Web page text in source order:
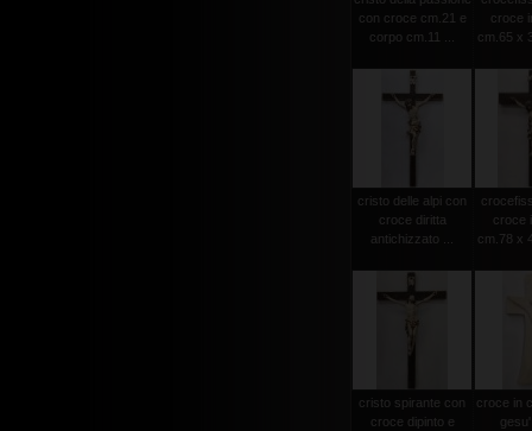
con croce cm.21 e
corpo cm.11 ...
croce
cm.65 x
cristo delle alpi con
croce diritta
antichizzato ...
croce
cm.78 x
cristo spirante con
croce dipinto e
croce in